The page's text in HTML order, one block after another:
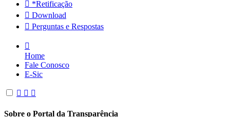
*Retificação
Download
Perguntas e Respostas
Home
Fale Conosco
E-Sic
Sobre o Portal da Transparência